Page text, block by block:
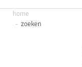
home
zoeken